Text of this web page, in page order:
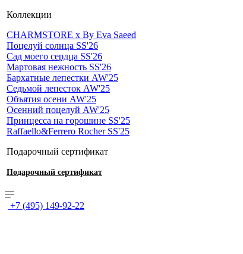
Коллекции
CHARMSTORE х By Eva Saeed
Поцелуй солнца SS'26
Сад моего сердца SS'26
Мартовая нежность SS'26
Бархатные лепестки AW'25
Седьмой лепесток AW'25
Объятия осени AW'25
Осенний поцелуй AW'25
Принцесса на горошине SS'25
Raffaello&Ferrero Rocher SS'25
Подарочный сертификат
Подарочный сертификат
+7 (495) 149-92-22